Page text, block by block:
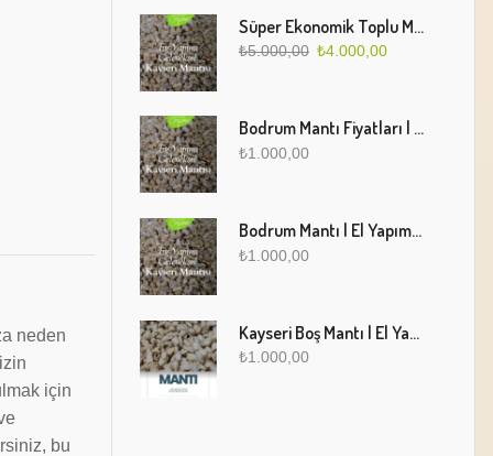
neden
için
bu
Süper Ekonomik Toplu Mantı Paketi (5 Kg)
₺5.000,00 ₺4.000,00
Bodrum Mantı Fiyatları | Geleneksel Türk Mantısı Online Sipariş
₺1.000,00
Bodrum Mantı | El Yapımı Geleneksel Mantı Lezzeti
₺1.000,00
Kayseri Boş Mantı | El Yapımı Geleneksel Fırınlanmış Mantı
₺1.000,00